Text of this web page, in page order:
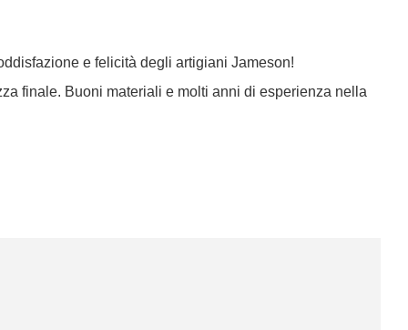
e felicità degli artigiani Jameson!
finale. Buoni materiali e molti anni di esperienza nella